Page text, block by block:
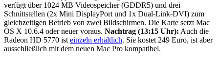
verfügt über 1024 MB Videospeicher (GDDR5) und drei
Schnittstellen (2x Mini DisplayPort und 1x Dual-Link-DVI) zum
gleichzeitigen Betrieb von zwei Bildschirmen. Die Karte setzt Mac
OS X 10.6.4 oder neuer voraus. Nachtrag (13:15 Uhr): Auch die
Radeon HD 5770 ist einzeln erhältlich. Sie kostet 249 Euro, ist aber
ausschließlich mit dem neuen Mac Pro kompatibel.